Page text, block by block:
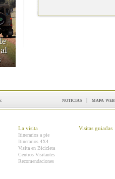
noticias | mapa web
La visita
Itinerarios a pie
Itinerarios 4X4
Visita en Bicicleta
Centros Visitantes
Recomendaciones
Visitas guiadas